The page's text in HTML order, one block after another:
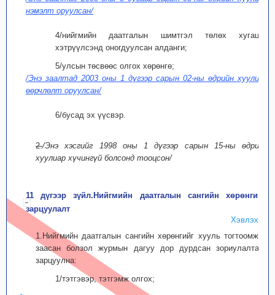
нэмэлт оруулсан/
4/нийгмийн даатгалын шимтгэл төлөх хугацаа
хэтрүүлсэнд оногдуулсан алданги;
5/улсын төсвөөс олгох хөрөнгө;
/Энэ заалтад 2003 оны 1 дүгээр сарын 02-ны өдрийн хуулиар
өөрчлөлт оруулсан/
6/бусад эх үүсвэр.
2./Энэ хэсгийг 1998 оны 1 дүгээр сарын 15-ны өдрийн
хуулиар хүчингүй болсонд тооцсон/
11 дүгээр зүйл.Нийгмийн даатгалын сангийн хөрөнгийн
зарцуулалт
Хэвлэх
1.Нийгмийн даатгалын сангийн хөрөнгийг хууль тогтоомжид
заасан болзол журмын дагуу дор дурдсан зориулалтаар
зарцуулна:
1/тэтгэвэр, тэтгэмж олгох;